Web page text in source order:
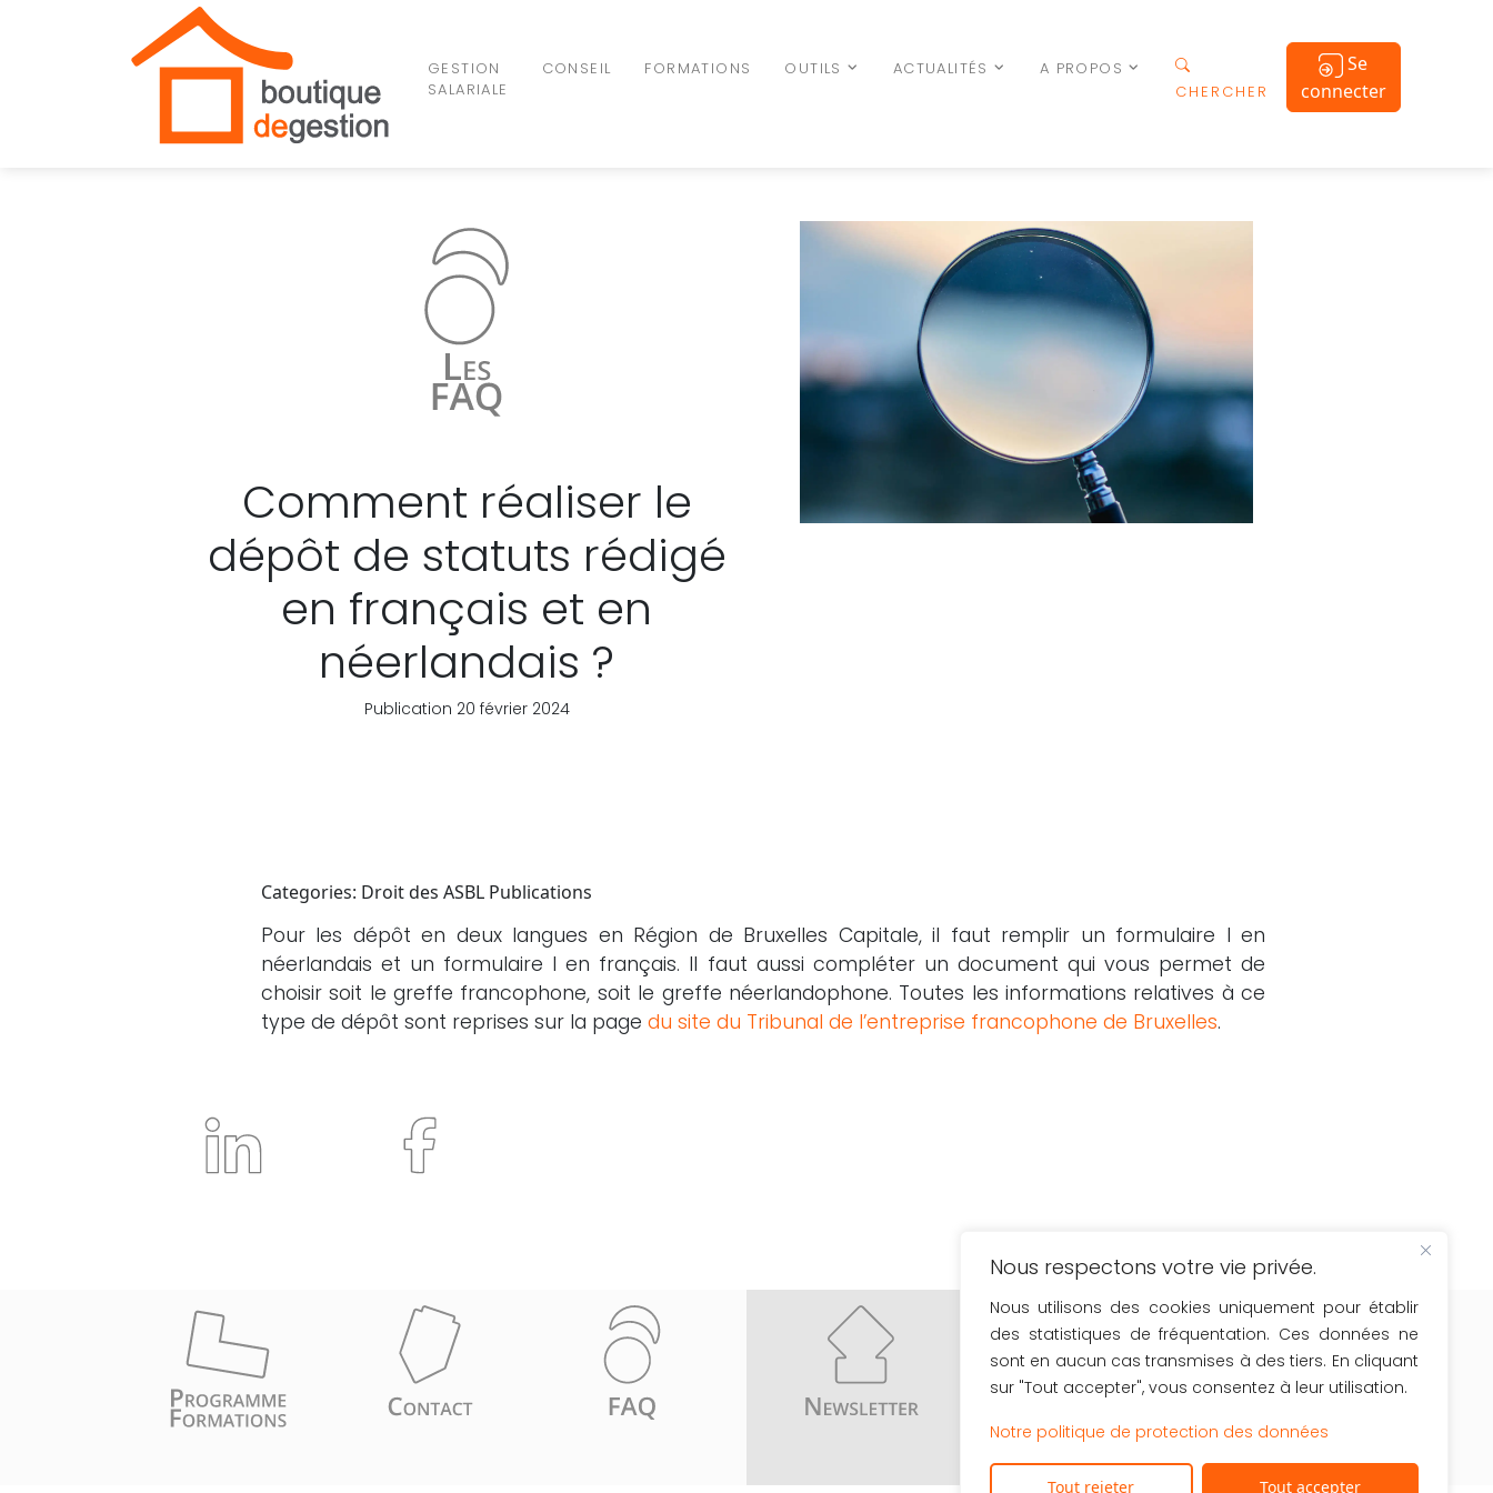
Nous respectons votre vie privée.
Nous utilisons des cookies uniquement pour établir
des statistiques de fréquentation. Ces données ne
sont en aucun cas transmises à des tiers. En cliquant
sur "Tout accepter", vous consentez à leur utilisation.
Notre politique de protection des données
Tout rejeter Tout accepter
GESTION
SALARIALE
CONSEIL FORMATIONS OUTILS ACTUALITÉS
A PROPOS
CHERCHER
Se
connecter
Comment réaliser le
dépôt de statuts rédigé
en français et en
néerlandais ?
Publication 20 février 2024
Categories: Droit des ASBL Publications
Pour les dépôt en deux langues en Région de Bruxelles Capitale, il faut remplir un formulaire I en
néerlandais et un formulaire I en français. Il faut aussi compléter un document qui vous permet de
choisir soit le greffe francophone, soit le greffe néerlandophone. Toutes les informations relatives à ce
type de dépôt sont reprises sur la page du site du Tribunal de l’entreprise francophone de Bruxelles.
Recevez comme les 6776 inscrits une fois
par mois
- les actualités du secteur
- le calendrier de nos formations
- les nouveaux outils à votre disposition